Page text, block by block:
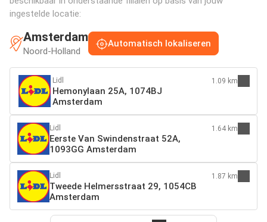
ingestelde locatie:
Amsterdam
Noord-Holland
Automatisch lokaliseren
Lidl
Hemonylaan 25A, 1074BJ
Amsterdam
1.09 km
Lidl
Eerste Van Swindenstraat 52A,
1093GG Amsterdam
1.64 km
Lidl
Tweede Helmersstraat 29, 1054CB
Amsterdam
1.87 km